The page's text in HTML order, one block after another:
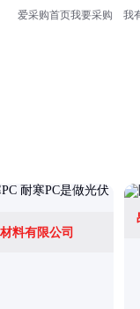
爱采购首页我要采购 我
料有限公司